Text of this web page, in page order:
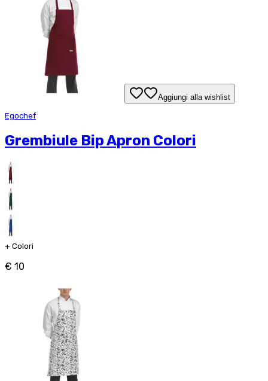
Aggiungi alla wishlist
Egochef
Grembiule Bip Apron Colori
+ Colori
€ 10